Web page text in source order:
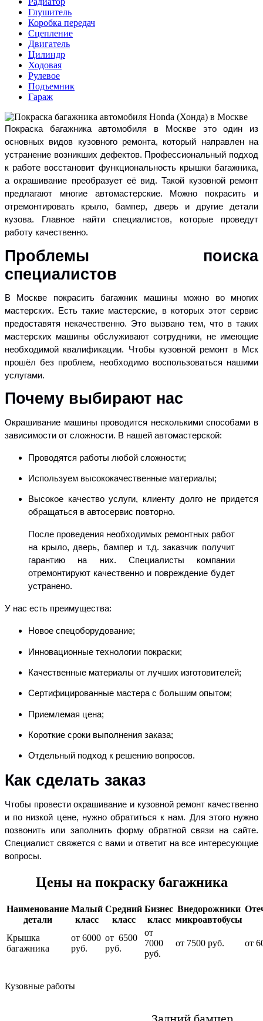
Глушитель
Коробка передач
Сцепление
Двигатель
Цилиндр
Ходовая
Рулевое
Подъемник
Гараж
Покраска багажника автомобиля в Москве это один из
основных видов кузовного ремонта, который направлен на
устранение возникших дефектов. Профессиональный подход
к работе восстановит функциональность крышки багажника,
а окрашивание преобразует её вид. Такой кузовной ремонт
предлагают многие автомастерские. Можно покрасить и
отремонтировать крыло, бампер, дверь и другие детали
кузова. Главное найти специалистов, которые проведут
работу качественно.
Проблемы поиска
специалистов
В Москве покрасить багажник машины можно во многих
мастерских. Есть такие мастерские, в которых этот сервис
предоставятя некачественно. Это вызвано тем, что в таких
мастерских машины обслуживают сотрудники, не имеющие
необходимой квалификации. Чтобы кузовной ремонт в Мск
прошёл без проблем, необходимо воспользоваться нашими
услугами.
Почему выбирают нас
Окрашивание машины проводится несколькими способами в
зависимости от сложности. В нашей автомастерской:
Проводятся работы любой сложности;
Используем высококачественные материалы;
Высокое качество услуги, клиенту долго не придется
обращаться в автосервис повторно.
После проведения необходимых ремонтных работ
на крыло, дверь, бампер и т.д. заказчик получит
гарантию на них. Специалисты компании
отремонтируют качественно и повреждение будет
устранено.
У нас есть преимущества:
Новое спецоборудование;
Инновационные технологии покраски;
Качественные материалы от лучших изготовителей;
Сертифицированные мастера с большим опытом;
Приемлемая цена;
Короткие сроки выполнения заказа;
Отдельный подход к решению вопросов.
Как сделать заказ
Чтобы провести окрашивание и кузовной ремонт качественно
и по низкой цене, нужно обратиться к нам. Для этого нужно
позвонить или заполнить форму обратной связи на сайте.
Специалист свяжется с вами и ответит на все интересующие
вопросы.
Цены на покраску багажника
Наименование
детали
Малый
класс
Средний
класс
Бизнес
класс
Внедорожники
микроавтобусы
Крышка
багажника
от 6000
руб.
от 6500
руб.
от
7000
руб.
от 7500 руб. от
Кузовные работы